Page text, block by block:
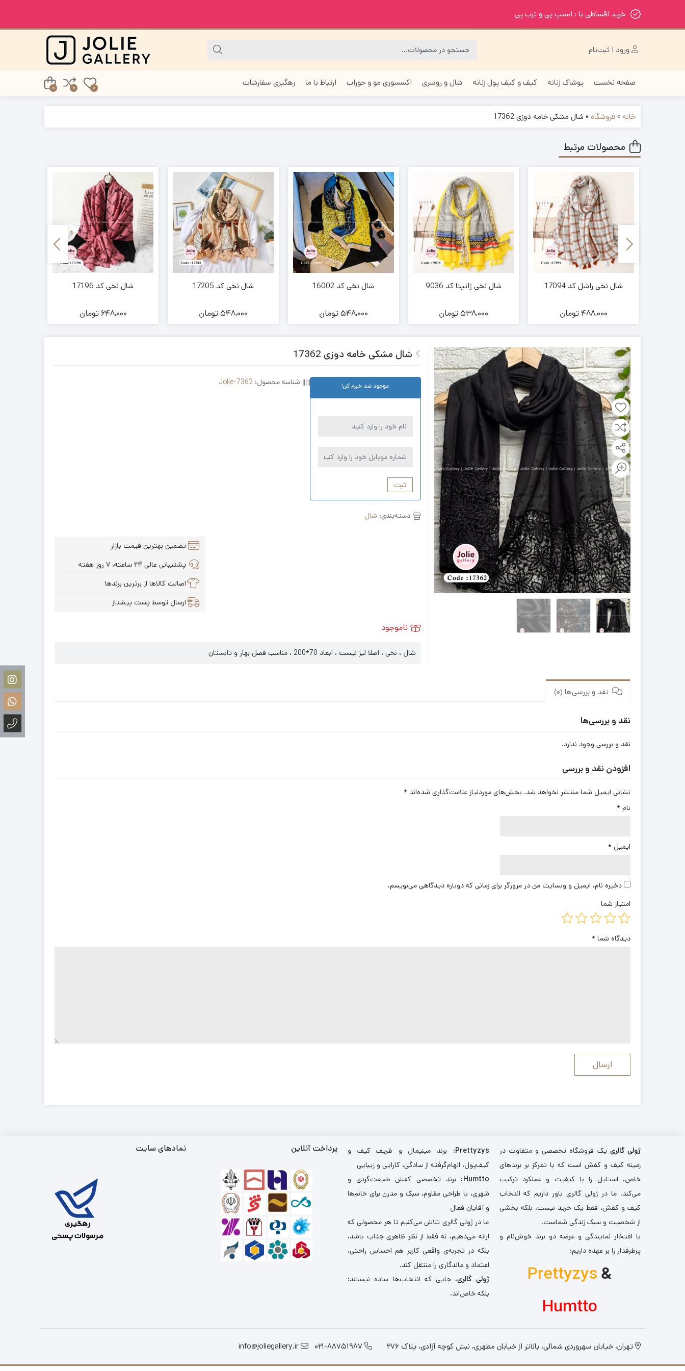
خرید اقساطی با : اسنپ پی و ترب پی
ورود | ثبت‌نام
صفحه نخست پوشاک زنانه کیف و کیف پول زنانه شال و روسری اکسسوری مو و جوراب ارتباط با ما رهگیری سفارشات
0
0
0
خانه »فروشگاه »شال مشکی خامه دوزی 17362
محصولات مرتبط
شال نخی راشل کد 17094
488,000 تومان
شال نخی ژانیتا کد 9036
538,000تومان
شال نخی کد 16002
548,000تومان
شال نخی کد 17205
548,000تومان
شال نخی کد 17196
648,000 تومان
شال مشکی خامه دوزی 17362
موجود شد خبرم کن!
ثبت
شناسه محصول:Jolie-7362
دسته‌بندی: شال
تضمین بهترین قیمت بازار
پشتیبانی عالی ۲۴ ساعته، ۷ روز هفته
اصالت کالاها از برترین برندها
ارسال توسط پست پیشتاز
ناموجود
شال ، نخی ، اصلا لیز نیست ، ابعاد 70*200 ، مناسب فصل بهار و تابستان
نقد و بررسی‌ها (0)
نقد و بررسی‌ها
نقد و بررسی وجود ندارد.
افزودن نقد و بررسی
نشانی ایمیل شما منتشر نخواهد شد. بخش‌های موردنیاز علامت‌گذاری شده‌اند *
نام *
ایمیل *
ذخیره نام، ایمیل و وبسایت من در مرورگر برای زمانی که دوباره دیدگاهی می‌نویسم.
امتیاز شما
دیدگاه شما *
ژولی گالری یک فروشگاه تخصصی و متفاوت در
زمینه کیف و کفش است که با تمرکز بر برندهای
خاص، استایل را با کیفیت و عملکرد ترکیب
می‌کند. ما در ژولی گالری باور داریم که انتخاب
کیف و کفش، فقط یک خرید نیست، بلکه بخشی
از شخصیت و سبک زندگی شماست.
با افتخار نمایندگی و عرضه دو برند خوش‌نام و
پرطرفدار را بر عهده داریم:
Prettyzys&
Humtto
Prettyzys: برند مینیمال و ظریف کیف و
کیف‌پول، الهام‌گرفته از سادگی، کارایی و زیبایی
Humtto: برند تخصصی کفش طبیعت‌گردی و
شهری، با طراحی مقاوم، سبک و مدرن برای خانم‌ها
و آقایان فعال
ما در ژولی گالری تلاش می‌کنیم تا هر محصولی که
ارائه می‌دهیم، نه فقط از نظر ظاهری جذاب باشد،
بلکه در تجربه‌ی واقعی کاربر هم احساس راحتی،
اعتماد و ماندگاری را منتقل کند.
ژولی گالری، جایی که انتخاب‌ها ساده نیستند؛
بلکه خاص‌اند.
پرداخت آنلاین نمادهای سایت
تهران، خیابان سهروردی شمالی، بالاتر از خیابان مطهری، نبش کوچه آزادی، پلاک 276 021-88751987
info@joliegallery.ir